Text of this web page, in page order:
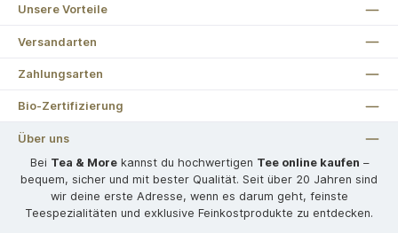
Unsere Vorteile
Versandarten
Zahlungsarten
Bio-Zertifizierung
Über uns
Bei Tea & Morekannst du hochwertigen Tee online kaufen –
bequem, sicher und mit bester Qualität. Seit über 20 Jahren sind
wir deine erste Adresse, wenn es darum geht, feinste
Teespezialitäten und exklusive Feinkostprodukte zu entdecken.